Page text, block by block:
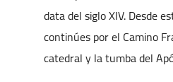
data del siglo XIV. Desde
continúes por el Camino
catedral y la tumba del